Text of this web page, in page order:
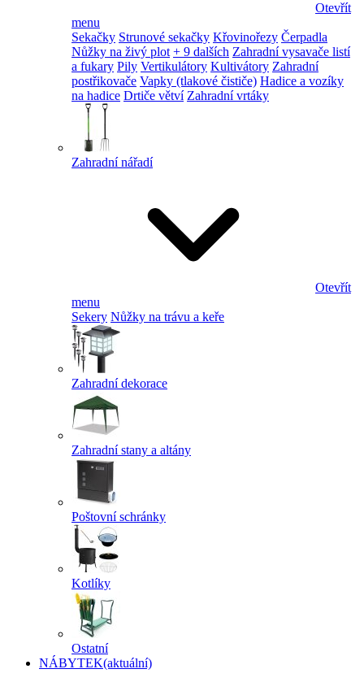
Otevřít
menu
Sekačky Strunové sekačky Křovinořezy Čerpadla
Nůžky na živý plot + 9 dalších Zahradní vysavače listí
a fukary Pily Vertikulátory Kultivátory Zahradní
postřikovače Vapky (tlakové čističe) Hadice a vozíky
na hadice Drtiče větví Zahradní vrtáky
Zahradní nářadí
Otevřít
menu
Sekery Nůžky na trávu a keře
Zahradní dekorace
Zahradní stany a altány
Poštovní schránky
Kotlíky
Ostatní
NÁBYTEK(aktuální)